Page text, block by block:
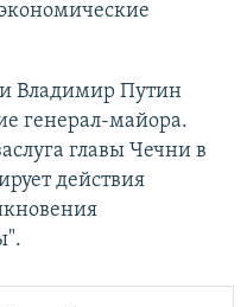
Владимир Путин
генерал-майора.
главы Чечни в
действия